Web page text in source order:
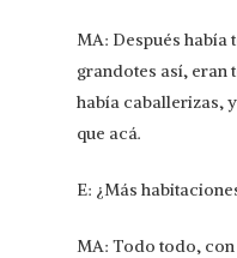
MA: Después había
grandotes así, eran
había caballerizas,
que acá.
E: ¿Más
MA: Todo todo, con